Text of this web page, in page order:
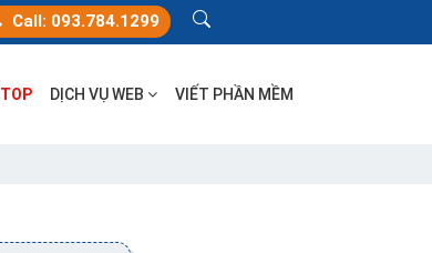
Call: 093.784.1299
TOP DỊCH VỤ WEB VIẾT PHẦN MỀM